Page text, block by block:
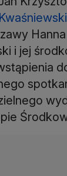
i jej